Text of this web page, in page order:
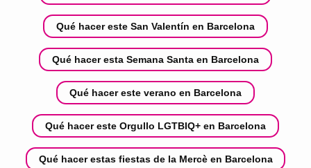
Qué hacer este San Valentín en Barcelona
Qué hacer esta Semana Santa en Barcelona
Qué hacer este verano en Barcelona
Qué hacer este Orgullo LGTBIQ+ en Barcelona
Qué hacer estas fiestas de la Mercè en Barcelona